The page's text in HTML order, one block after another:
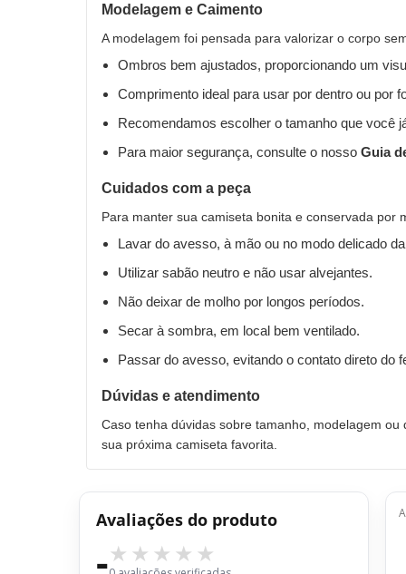
Modelagem e Caimento
A modelagem foi pensada para valorizar o corpo
Ombros bem ajustados, proporcionando um
Comprimento ideal para usar por dentro ou por
Recomendamos escolher o tamanho que você
Para maior segurança, consulte o nosso Guia
Cuidados com a peça
Para manter sua camiseta bonita e conservada por
Lavar do avesso, à mão ou no modo delicado
Utilizar sabão neutro e não usar alvejantes.
Não deixar de molho por longos períodos.
Secar à sombra, em local bem ventilado.
Passar do avesso, evitando o contato direto do
Dúvidas e atendimento
Caso tenha dúvidas sobre tamanho, modelagem
sua próxima camiseta favorita.
Avaliações do produto
-